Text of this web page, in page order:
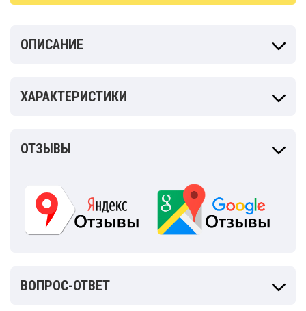
ОПИСАНИЕ
ХАРАКТЕРИСТИКИ
ОТЗЫВЫ
ВОПРОС-ОТВЕТ